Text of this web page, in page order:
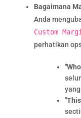
Bagaimana
Anda
Custom
perhatikan